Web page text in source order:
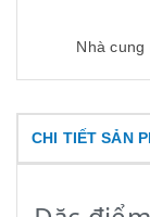
Nhà
CHI TIẾT SẢN